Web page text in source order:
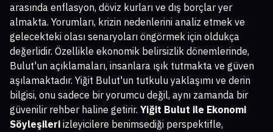
arasında enflasyon, döviz kurları ve dış borçlar yer
almakta. Yorumları, krizin nedenlerini analiz etmek ve
gelecekteki olası senaryoları öngörmek için oldukça
değerlidir. Özellikle ekonomik belirsizlik dönemlerinde,
Bulut'un açıklamaları, insanlara ışık tutmakta ve güven
aşılamaktadır. Yiğit Bulut'un tutkulu yaklaşımı ve derin
bilgisi, onu sadece bir yorumcu değil, aynı zamanda bir
güvenilir rehber haline getirir. Yiğit Bulut ile Ekonomi
Söyleşileri izleyicilere benimsediği perspektifle,